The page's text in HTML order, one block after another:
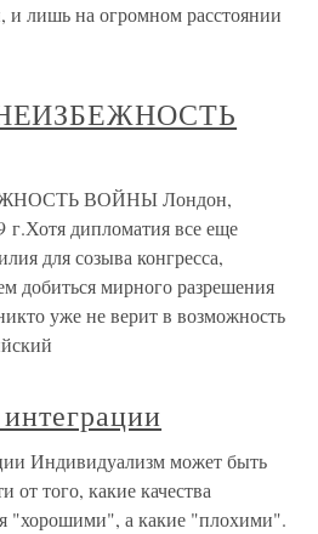
лишь на огромном расстоянии
ВОЙНЫ Лондон,
г.Хотя дипломатия все еще
для созыва конгресса,
добиться мирного разрешения
уже не верит в возможность
Индивидуализм может быть
то­го, какие качества
"хорошими", а ка­кие "плохими".